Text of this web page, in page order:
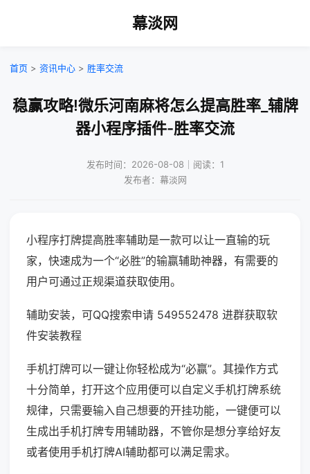
幕淡网
首页 > 资讯中心 > 胜率交流
稳赢攻略!微乐河南麻将怎么提高胜率_辅牌
器小程序插件-胜率交流
发布时间：2026-08-08｜阅读：1
发布者：幕淡网
小程序打牌提高胜率辅助是一款可以让一直输的玩
家，快速成为一个“必胜”的输赢辅助神器，有需要的
用户可通过正规渠道获取使用。
辅助安装，可QQ搜索申请 549552478 进群获取软
件安装教程
手机打牌可以一键让你轻松成为“必赢”。其操作方式
十分简单，打开这个应用便可以自定义手机打牌系统
规律，只需要输入自己想要的开挂功能，一键便可以
生成出手机打牌专用辅助器，不管你是想分享给好友
或者使用手机打牌AI辅助都可以满足需求。